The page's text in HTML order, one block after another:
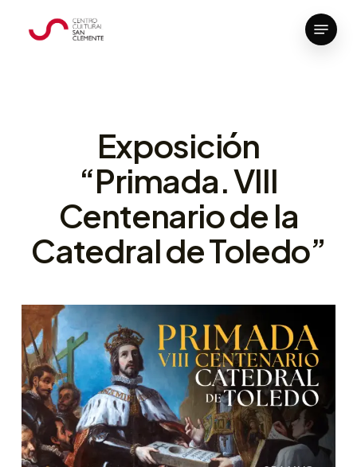
Menu
Exposición
“Primada. VIII
Centenario de la
Catedral de Toledo”
Close